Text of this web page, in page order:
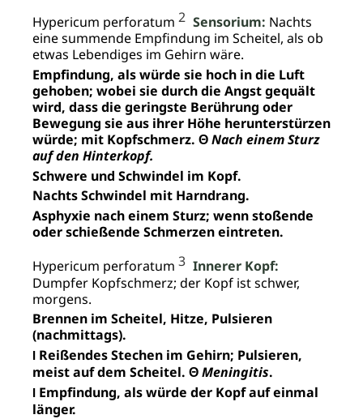
Hypericum perforatum 2 Sensorium: Nachts
eine summende Empfindung im Scheitel, als ob
etwas Lebendiges im Gehirn wäre.
Empfindung, als würde sie hoch in die Luft
gehoben; wobei sie durch die Angst gequält
wird, dass die geringste Berührung oder
Bewegung sie aus ihrer Höhe herunterstürzen
würde; mit Kopfschmerz. ΘNach einem Sturz
auf den Hinterkopf.
Schwere und Schwindel im Kopf.
Nachts Schwindel mit Harndrang.
Asphyxie nach einem Sturz; wenn stoßende
oder schießende Schmerzen eintreten.
Hypericum perforatum 3 Innerer Kopf:
Dumpfer Kopfschmerz; der Kopf ist schwer,
morgens.
Brennen im Scheitel, Hitze, Pulsieren
(nachmittags).
Reißendes Stechen im Gehirn; Pulsieren,
meist auf dem Scheitel. ΘMeningitis.
Empfindung, als würde der Kopf auf einmal
länger.